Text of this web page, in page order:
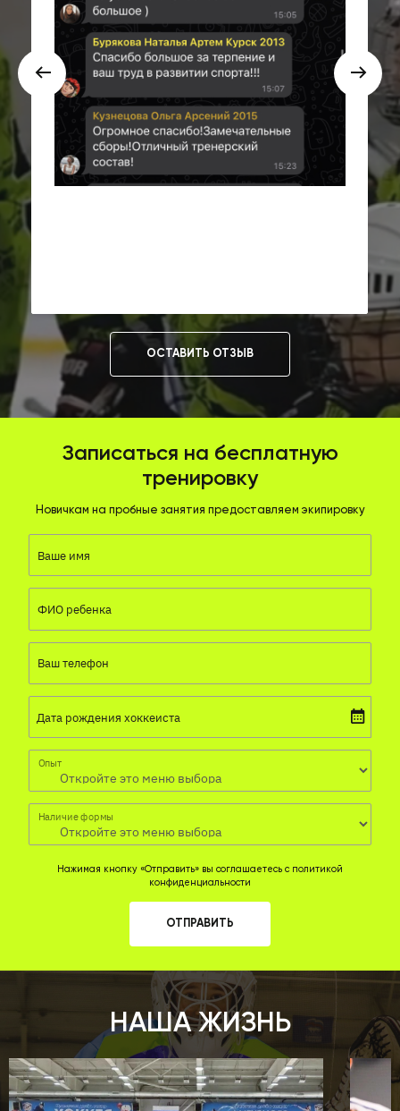
ОСТАВИТЬ ОТЗЫВ
Записаться на бесплатную
тренировку
Новичкам на пробные занятия предоставляем экипировку
Ваше имя
ФИО ребенка
Ваш телефон
Дата рождения хоккеиста
Опыт
Наличие формы
Нажимая кнопку «Отправить» вы соглашаетесь с политикой
конфиденциальности
ОТПРАВИТЬ
НАША ЖИЗНЬ